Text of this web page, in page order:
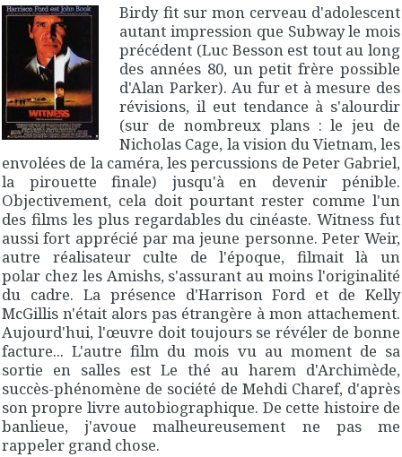
Birdyfit sur mon cerveau d'adolescent
autant impression que Subwayle mois
précédent (Luc Besson est tout au long
des années 80, un petit frère possible
d'Alan Parker). Au fur et à mesure des
révisions, il eut tendance à s'alourdir
(sur de nombreux plans : le jeu de
Nicholas Cage, la vision du Vietnam, les
envolées de la caméra, les percussions de Peter Gabriel,
la pirouette finale) jusqu'à en devenir pénible.
Objectivement, cela doit pourtant rester comme l'un
des films les plus regardables du cinéaste.Witness fut
aussi fort apprécié par ma jeune personne. Peter Weir,
autre réalisateur culte de l'époque, filmait là un
polar chez les Amishs, s'assurant au moins l'originalité
du cadre. La présence d'Harrison Ford et de Kelly
McGillis n'était alors pas étrangère à mon attachement.
Aujourd'hui, l'œuvre doit toujours se révéler de bonne
facture... L'autre film du mois vu au moment de sa
sortie en salles est Le thé au harem d'Archimède,
succès-phénomène de société de Mehdi Charef, d'après
son propre livre autobiographique. De cette histoire de
banlieue, j'avoue malheureusement ne pas me
rappeler grand chose.